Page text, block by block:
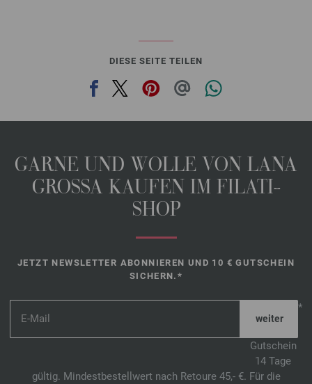
DIESE SEITE TEILEN
GARNE UND WOLLE VON LANA
GROSSA KAUFEN IM FILATI-
SHOP
JETZT NEWSLETTER ABONNIEREN UND 10 € GUTSCHEIN
SICHERN.*
*
Gutschein
14 Tage
gültig. Mindestbestellwert nach Retoure 45,- €. Für die